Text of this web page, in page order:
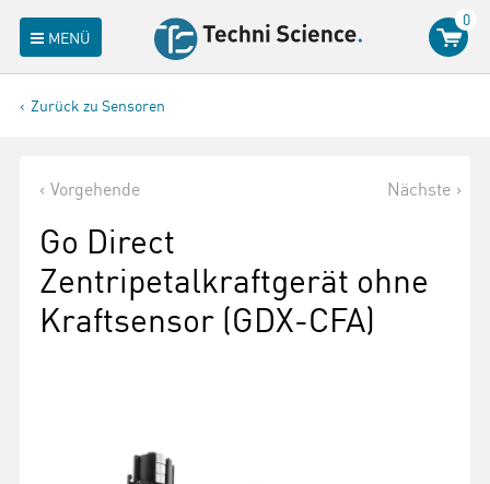
MENÜ
0
Zurück zu Sensoren
Vorgehende Nächste
Go Direct
Zentripetalkraftgerät ohne
Kraftsensor (GDX-CFA)